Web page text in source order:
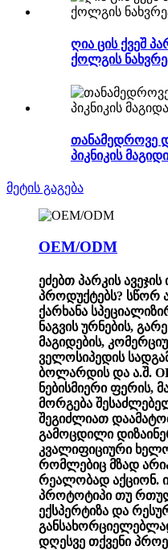
ღია ცის ქვეშ
ქოლგის
თანამედროვე
პიკნიკის
მეტის გაგება
OEM/ODM
ეძებთ პარკის
პროდუქტებს? სწორ
ქარხანა
ნაგვის ურნების,
მაგიდების,
ველოსიპედის
ბოლარდის და ა.შ.
ნებისმიერი ფერის,
მორგება
შეგიძლიათ
გამოცდილი
კვალიფიციური
რომლებიც მზად
რეალობად აქციონ.
პროტოტიპი თუ
ექსპერტიზა და
დღესვე თქვენი